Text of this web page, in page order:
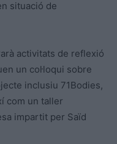
situació de
activitats de reflexió
un col·loqui sobre
inclusiu 71Bodies,
com un taller
impartit per Saïd